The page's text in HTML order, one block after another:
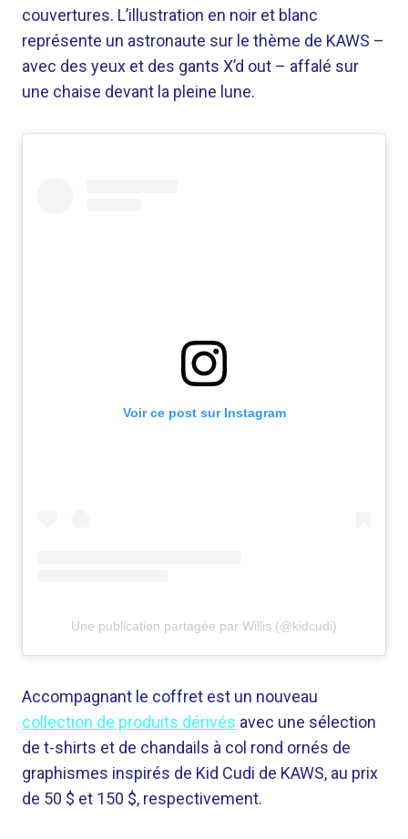
couvertures. L’illustration en noir et blanc
représente un astronaute sur le thème de KAWS –
avec des yeux et des gants X’d out – affalé sur
une chaise devant la pleine lune.
Voir ce post sur Instagram
Une publication partagée par Willis (@kidcudi)
Accompagnant le coffret est un nouveau
collection de produits dérivés avec une sélection
de t-shirts et de chandails à col rond ornés de
graphismes inspirés de Kid Cudi de KAWS, au prix
de 50 $ et 150 $, respectivement.